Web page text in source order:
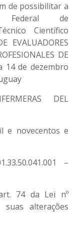
de possibilitar a
Federal de
Científico
EVALUADORES
DE
14 de dezembro
DEL
e novecentos e
–
74 da Lei nº
alterações